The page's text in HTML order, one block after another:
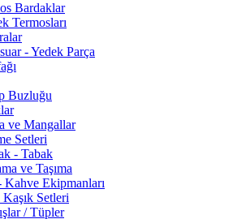
Bardaklar
Termosları
- Yedek Parça
Buzluğu
ve Mangallar
Setleri
- Tabak
ve Taşıma
Kahve Ekipmanları
Setleri
/ Tüpler